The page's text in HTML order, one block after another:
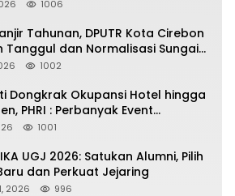
1006
Tahunan, DPUTR Kota Cirebon
Tanggul dan Normalisasi Sungai
1002
Dongkrak Okupansi Hotel hingga
PHRI : Perbanyak Event
di Cirebon
1001
UGJ 2026: Satukan Alumni, Pilih
dan Perkuat Jejaring
2026 996